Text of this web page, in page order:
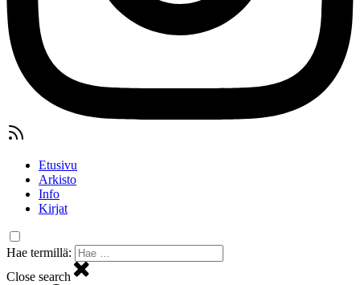
Etusivu
Arkisto
Info
Kirjat
Hae termillä:
Close search